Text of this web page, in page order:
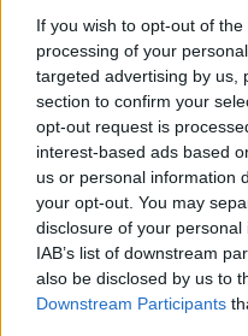
If you wish to opt-out of
processing of your
targeted advertising by us,
section to confirm your
opt-out request is
interest-based ads based
us or personal information
your opt-out. You may
disclosure of your
IAB’s list of downstream
also be disclosed by us to
Downstream Participants
ακριβώς έκανε
γραμμάρια κoκαΐνης
απόλυτη. Κάτι
λαλίστατο
αφοριστικό τρόπο
μασουλώντας τσίχλα
το πρίσμα μιας
που ο ίδιος
«τυράννους» κ.λπ.